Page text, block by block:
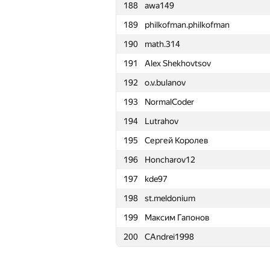
188
awa149
189
philkofman.philkofman
190
math.314
191
Alex Shekhovtsov
192
o.v.bulanov
193
NormalCoder
194
Lutrahov
195
Сергей Королев
196
Honcharov12
197
kde97
198
st.meldonium
199
Максим Гапонов
200
CAndrei1998
165
fizzydavid
166
Юрий Маркин
167
Василий Петров
168
Кирилл Киприянов
169
LykovKirillOlegovich
170
skyvn97
171
alex.zabashta
172
kakapo95
173
AJAY HAYAGREEVE
174
demidenko
175
dmitry239.filippov
176
rubabredwan
177
igoryanchuk1